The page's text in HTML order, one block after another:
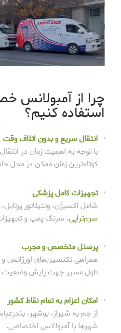
چرا از آمبولانس
استفاده کنیم؟
انتقال سریع و بدون اتلاف وقت
با توجه به اهمیت زمان در انتقال
کوتاه‌ترین زمان ممکن در محل
تجهیزات کامل پزشکی
شامل اکسیژن، ونتیلاتور
سرم‌تراپی، سرنگ پمپ و
پرسنل متخصص و مجرب
همراهی تکنسین‌های اورژانس و
طول مسیر جهت پایش وضعیت
امکان اعزام به تمام نقاط کشور
از جم به شیراز، بوشهر،
شهرها با آمبولانس اختصاصی.